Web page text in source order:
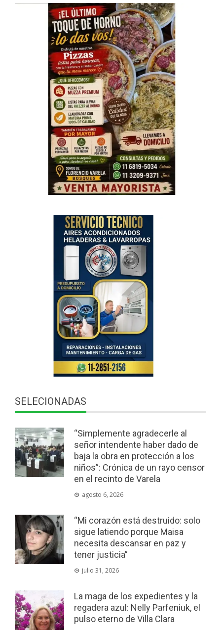
SELECIONADAS
“Simplemente agradecerle al
señor intendente haber dado de
baja la obra en protección a los
niños”: Crónica de un rayo censor
en el recinto de Varela
agosto 6, 2026
“Mi corazón está destruido: solo
sigue latiendo porque Maisa
necesita descansar en paz y
tener justicia”
julio 31, 2026
La maga de los expedientes y la
regadera azul: Nelly Parfeniuk, el
pulso eterno de Villa Clara